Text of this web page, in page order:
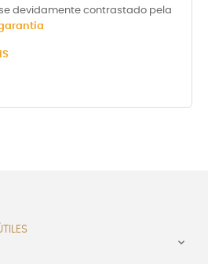
devidamente contrastado pela
